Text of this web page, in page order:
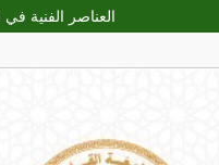
العناصر الفنية